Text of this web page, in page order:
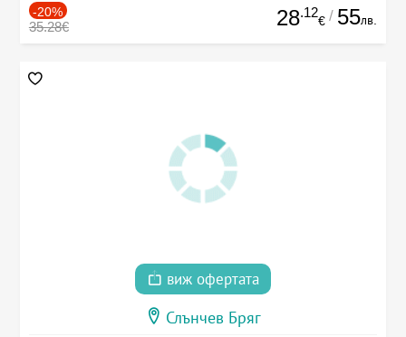
-20%
35.28€ 28.12
€ / 55лв.
виж офертата
Слънчев Бряг